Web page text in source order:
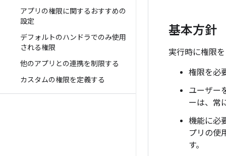
アプリの権限に関するおすすめの
設定
デフォルトのハンドラでのみ使用
される権限
他のアプリとの連携を制限する
カスタムの権限を定義する
基本方針
実行時に権限
権限を必
ユーザー
ーは、常
機能に必
プリの使
す。